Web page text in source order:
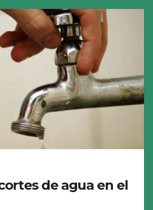
de agua en el